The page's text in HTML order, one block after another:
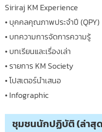
Siriraj KM Experience
• บุคคลคุณภาพประจำปี (QPY)
• บทความการจัดการความรู้
• บทเรียนและเรื่องเล่า
• รายการ KM Society
• โปสเตอร์นำเสนอ
• Infographic
ชุมชนนักปฏิบัติ (ล่าสุ